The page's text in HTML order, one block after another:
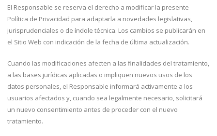
El Responsable se reserva el derecho a modificar la presente
Política de Privacidad para adaptarla a novedades legislativas,
jurisprudenciales o de índole técnica. Los cambios se publicarán en
el Sitio Web con indicación de la fecha de última actualización.
Cuando las modificaciones afecten a las finalidades del tratamiento,
a las bases jurídicas aplicadas o impliquen nuevos usos de los
datos personales, el Responsable informará activamente a los
usuarios afectados y, cuando sea legalmente necesario, solicitará
un nuevo consentimiento antes de proceder con el nuevo
tratamiento.